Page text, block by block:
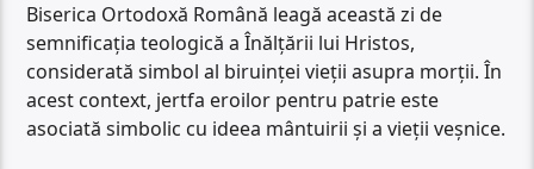
Biserica Ortodoxă Română leagă această zi de
semnificația teologică a Înălțării lui Hristos,
considerată simbol al biruinței vieții asupra morții. În
acest context, jertfa eroilor pentru patrie este
asociată simbolic cu ideea mântuirii și a vieții veșnice.